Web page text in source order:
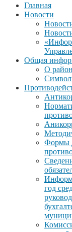
Главная
Новости
Общая
О
Формы
год